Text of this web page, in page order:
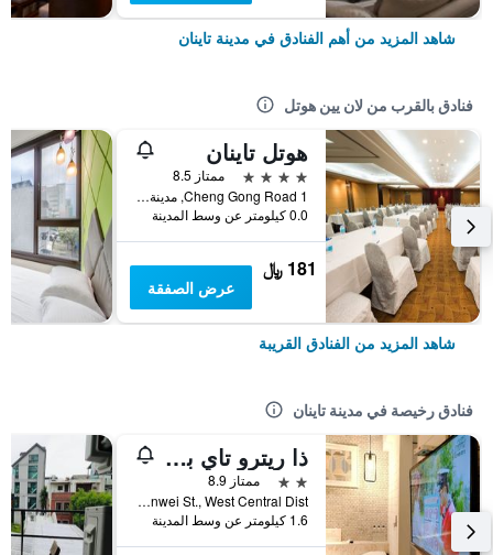
شاهد المزيد من أهم الفنادق في مدينة تاينان
فنادق بالقرب من لان يين هوتل
هوتل تاينان
4 نجوم
ممتاز 8.5
1 Cheng Gong Road, مدينة تاينان, تايوان
0.0 كيلومتر عن وسط المدينة
181 ﷼
عرض الصفقة
شاهد المزيد من الفنادق القريبة
فنادق رخيصة في مدينة تاينان
ذا ريترو تاي بان 2
2 نجمتين
ممتاز 8.9
No.50, Junwei St., West Central Dist, مدينة تاينان, تايوان
1.6 كيلومتر عن وسط المدينة